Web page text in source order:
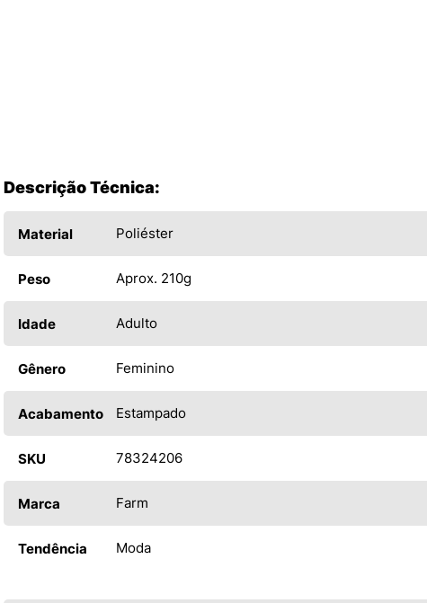
Descrição Técnica:
Material Poliéster
Peso Aprox. 210g
Idade Adulto
Gênero Feminino
Acabamento Estampado
SKU 78324206
Marca Farm
Tendência Moda